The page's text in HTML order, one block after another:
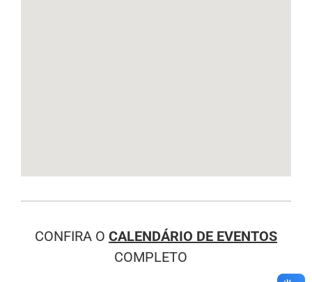
CONFIRA O CALENDÁRIO DE EVENTOS
COMPLETO